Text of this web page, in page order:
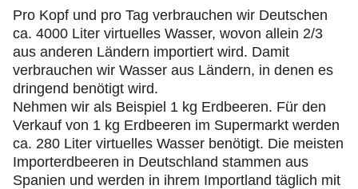
Pro Kopf und pro Tag verbrauchen wir Deutschen
ca. 4000 Liter virtuelles Wasser, wovon allein 2/3
aus anderen Ländern importiert wird. Damit
verbrauchen wir Wasser aus Ländern, in denen es
dringend benötigt wird.
Nehmen wir als Beispiel 1 kg Erdbeeren. Für den
Verkauf von 1 kg Erdbeeren im Supermarkt werden
ca. 280 Liter virtuelles Wasser benötigt. Die meisten
Importerdbeeren in Deutschland stammen aus
Spanien und werden in ihrem Importland täglich mit